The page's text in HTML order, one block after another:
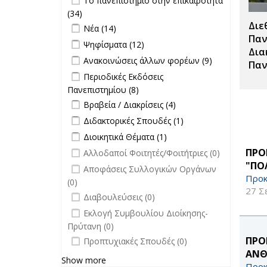
27
επιτροπών
επικαιρότητα filter
(34)
επικαιρότητα filter
Apply Νέα filter
Νέα (14)
Apply Ψηφίσματα filter
Ψηφίσματα (12)
Apply Ανακοινώσεις άλλων φορέων
filter
Ανακοινώσεις άλλων φορέων (9)
Ανακοινώσεις
Apply Περιοδικές Εκδόσεις
Πανεπιστημίου filter
Περιοδικές Εκδόσεις
Πανεπιστημίου (8)
Εκδόσεις
Πανεπιστημίου filter
Apply Βραβεία / Διακρίσεις filter
Βραβεία / Διακρίσεις (4)
Διακρίσεις
Apply Διδακτορικές Σπουδές filter
Διδακτορικές Σπουδές (1)
filter
Apply Διοικητικά Θέματα filter
Διοικητικά Θέματα (1)
undefined
Αλλοδαποί Φοιτητές/Φοιτήτριες (0)
undefined
Αποφάσεις Συλλογικών Οργάνων
(0)
undefined
Διαβουλεύσεις (0)
undefined
Εκλογή Συμβουλίου Διοίκησης-
Πρύτανη (0)
undefined
Προπτυχιακές Σπουδές (0)
Show more